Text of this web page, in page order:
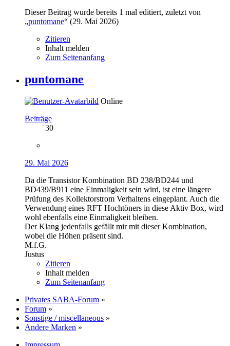
Dieser Beitrag wurde bereits 1 mal editiert, zuletzt von
„puntomane“ (29. Mai 2026)
Zitieren
Inhalt melden
Zum Seitenanfang
puntomane
Online
Beiträge
30
29. Mai 2026
Da die Transistor Kombination BD 238/BD244 und
BD439/B911 eine Einmaligkeit sein wird, ist eine längere
Prüfung des Kollektorstrom Verhaltens eingeplant. Auch die
Verwendung eines RFT Hochtöners in diese Aktiv Box, wird
wohl ebenfalls eine Einmaligkeit bleiben.
Der Klang jedenfalls gefällt mir mit dieser Kombination,
wobei die Höhen präsent sind.
M.f.G.
Justus
Zitieren
Inhalt melden
Zum Seitenanfang
Privates SABA-Forum »
Forum »
Sonstige / miscellaneous »
Andere Marken »